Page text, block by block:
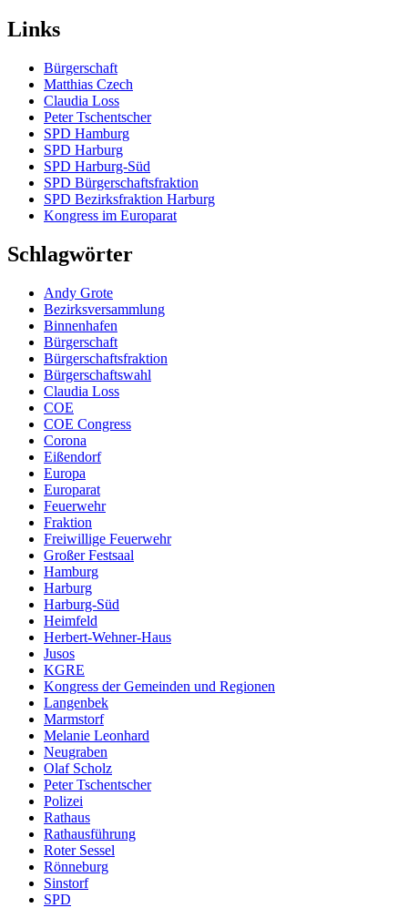
Links
Bürgerschaft
Matthias Czech
Claudia Loss
Peter Tschentscher
SPD Hamburg
SPD Harburg
SPD Harburg-Süd
SPD Bürgerschaftsfraktion
SPD Bezirksfraktion Harburg
Kongress im Europarat
Schlagwörter
Andy Grote
Bezirksversammlung
Binnenhafen
Bürgerschaft
Bürgerschaftsfraktion
Bürgerschaftswahl
Claudia Loss
COE
COE Congress
Corona
Eißendorf
Europa
Europarat
Feuerwehr
Fraktion
Freiwillige Feuerwehr
Großer Festsaal
Hamburg
Harburg
Harburg-Süd
Heimfeld
Herbert-Wehner-Haus
Jusos
KGRE
Kongress der Gemeinden und Regionen
Langenbek
Marmstorf
Melanie Leonhard
Neugraben
Olaf Scholz
Peter Tschentscher
Polizei
Rathaus
Rathausführung
Roter Sessel
Rönneburg
Sinstorf
SPD